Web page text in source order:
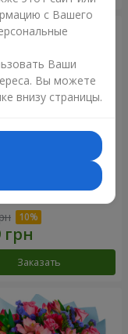
букет
Заказать
с Вашего
Ваши
Вы можете
внизу страницы.